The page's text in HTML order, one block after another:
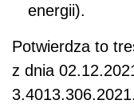
energii).
Potwierdza to
z dnia